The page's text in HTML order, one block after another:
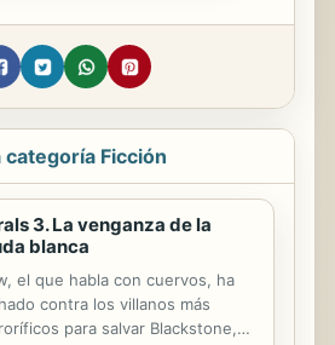
Ficción
3. La venganza de la
blanca
el que habla con cuervos, ha
contra los villanos más
para salvar Blackstone,